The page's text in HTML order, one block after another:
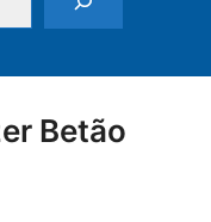
Betão